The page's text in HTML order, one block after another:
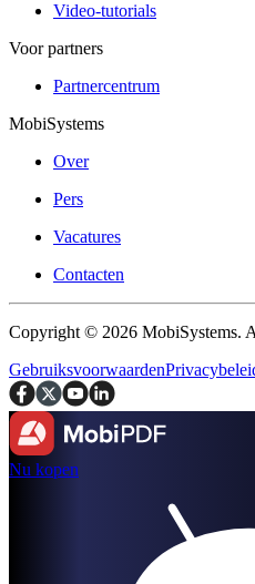
Video-tutorials
Voor partners
Partnercentrum
MobiSystems
Over
Pers
Vacatures
Contacten
Copyright © 2026 MobiSystems.
Gebruiksvoorwaarden
Nu kopen